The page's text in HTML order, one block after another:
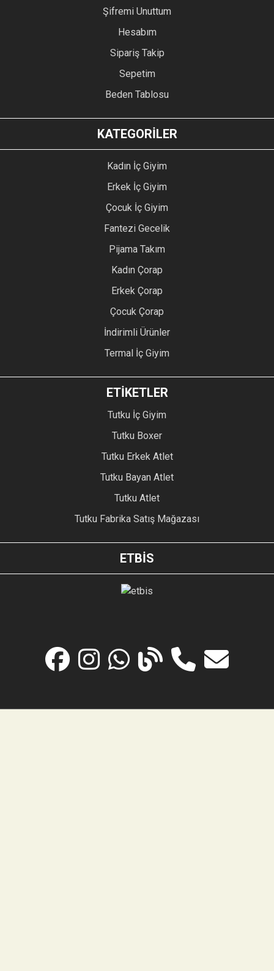
Şifremi Unuttum
Hesabım
Sipariş Takip
Sepetim
Beden Tablosu
KATEGORİLER
Kadın İç Giyim
Erkek İç Giyim
Çocuk İç Giyim
Fantezi Gecelik
Pijama Takım
Kadın Çorap
Erkek Çorap
Çocuk Çorap
İndirimli Ürünler
Termal İç Giyim
ETİKETLER
Tutku İç Giyim
Tutku Boxer
Tutku Erkek Atlet
Tutku Bayan Atlet
Tutku Atlet
Tutku Fabrika Satış Mağazası
ETBİS